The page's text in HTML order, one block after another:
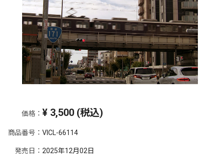
価格： ¥ 3,500 (税込)
商品番号： VICL-66114
発売日： 2025年12月02日